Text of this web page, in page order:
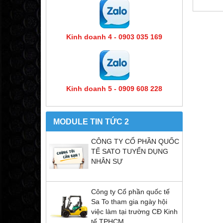
Kinh doanh 4 - 0903 035 169
Kinh doanh 5 - 0909 608 228
MODULE TIN TỨC 2
CÔNG TY CỔ PHẦN QUỐC
TẾ SATO TUYỂN DỤNG
NHÂN SỰ
Công ty Cổ phần quốc tế
Sa To tham gia ngày hội
việc làm tại trường CĐ Kinh